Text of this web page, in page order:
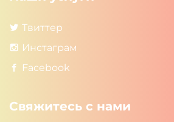
Твиттер
Инстаграм
Facebook
Свяжитесь с нами